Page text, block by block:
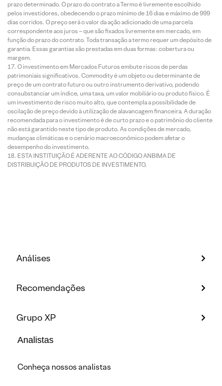
prazo determinado. O prazo do contrato a Termo é livremente escolhido
pelos investidores, obedecendo o prazo mínimo de 16 dias e máximo de 999
dias corridos. O preço será o valor da ação adicionado de uma parcela
correspondente aos juros – que são fixados livremente em mercado, em
função do prazo do contrato. Toda transação a termo requer um depósito de
garantia. Essas garantias são prestadas em duas formas: cobertura ou
margem.
O investimento em Mercados Futuros embute riscos de perdas
patrimoniais significativos. Commodity é um objeto ou determinante de
preço de um contrato futuro ou outro instrumento derivativo, podendo
consubstanciar um índice, uma taxa, um valor mobiliário ou produto físico. É
um investimento de risco muito alto, que contempla a possibilidade de
oscilação de preço devido à utilização de alavancagem financeira. A duração
recomendada para o investimento é de curto prazo e o patrimônio do cliente
não está garantido neste tipo de produto. As condições de mercado,
mudanças climáticas e o cenário macroeconômico podem afetar o
desempenho do investimento.
ESTA INSTITUIÇÃO É ADERENTE AO CÓDIGO ANBIMA DE
DISTRIBUIÇÃO DE PRODUTOS DE INVESTIMENTO.
Análises
Recomendações
Grupo XP
Analistas
Conheça nossos analistas